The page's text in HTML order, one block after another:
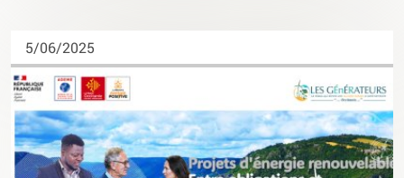
5/06/2025